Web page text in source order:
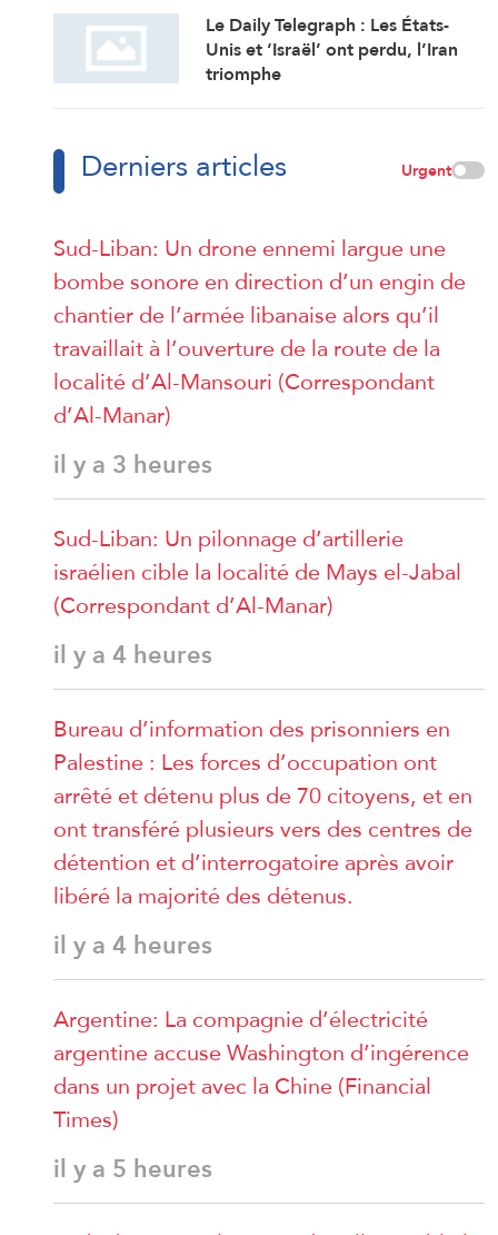
Le Daily Telegraph : Les États-
Unis et ‘Israël’ ont perdu, l’Iran
triomphe
Derniers articles Urgent
Sud-Liban: Un drone ennemi largue une
bombe sonore en direction d’un engin de
chantier de l’armée libanaise alors qu’il
travaillait à l’ouverture de la route de la
localité d’Al-Mansouri (Correspondant
d’Al-Manar)
il y a 3 heures
Sud-Liban: Un pilonnage d’artillerie
israélien cible la localité de Mays el-Jabal
(Correspondant d’Al-Manar)
il y a 4 heures
Bureau d’information des prisonniers en
Palestine : Les forces d’occupation ont
arrêté et détenu plus de 70 citoyens, et en
ont transféré plusieurs vers des centres de
détention et d’interrogatoire après avoir
libéré la majorité des détenus.
il y a 4 heures
Argentine: La compagnie d’électricité
argentine accuse Washington d’ingérence
dans un projet avec la Chine (Financial
Times)
il y a 5 heures